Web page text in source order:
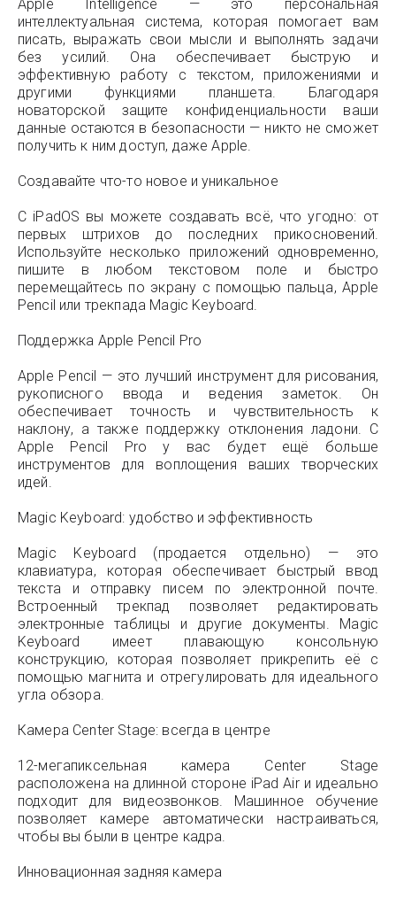
Apple Intelligence — это персональная
интеллектуальная система, которая помогает вам
писать, выражать свои мысли и выполнять задачи
без усилий. Она обеспечивает быструю и
эффективную работу с текстом, приложениями и
другими функциями планшета. Благодаря
новаторской защите конфиденциальности ваши
данные остаются в безопасности — никто не сможет
получить к ним доступ, даже Apple.
Создавайте что-то новое и уникальное
С iPadOS вы можете создавать всё, что угодно: от
первых штрихов до последних прикосновений.
Используйте несколько приложений одновременно,
пишите в любом текстовом поле и быстро
перемещайтесь по экрану с помощью пальца, Apple
Pencil или трекпада Magic Keyboard.
Поддержка Apple Pencil Pro
Apple Pencil — это лучший инструмент для рисования,
рукописного ввода и ведения заметок. Он
обеспечивает точность и чувствительность к
наклону, а также поддержку отклонения ладони. С
Apple Pencil Pro у вас будет ещё больше
инструментов для воплощения ваших творческих
идей.
Magic Keyboard: удобство и эффективность
Magic Keyboard (продается отдельно) — это
клавиатура, которая обеспечивает быстрый ввод
текста и отправку писем по электронной почте.
Встроенный трекпад позволяет редактировать
электронные таблицы и другие документы. Magic
Keyboard имеет плавающую консольную
конструкцию, которая позволяет прикрепить её с
помощью магнита и отрегулировать для идеального
угла обзора.
Камера Center Stage: всегда в центре
12-мегапиксельная камера Center Stage
расположена на длинной стороне iPad Air и идеально
подходит для видеозвонков. Машинное обучение
позволяет камере автоматически настраиваться,
чтобы вы были в центре кадра.
Инновационная задняя камера